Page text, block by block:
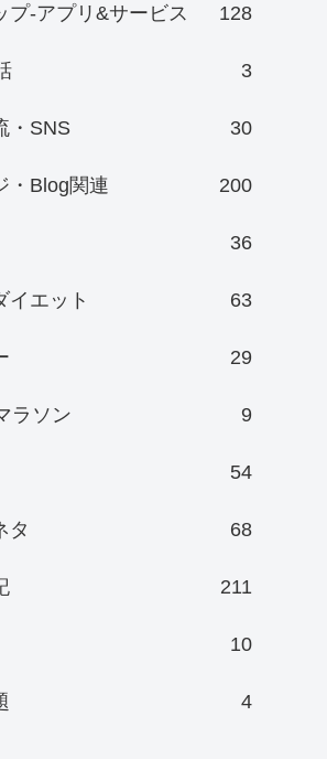
プ-アプリ&サービス 128
3
・SNS 30
・Blog関連 200
36
イエット 63
29
ラソン 9
54
タ 68
211
10
4